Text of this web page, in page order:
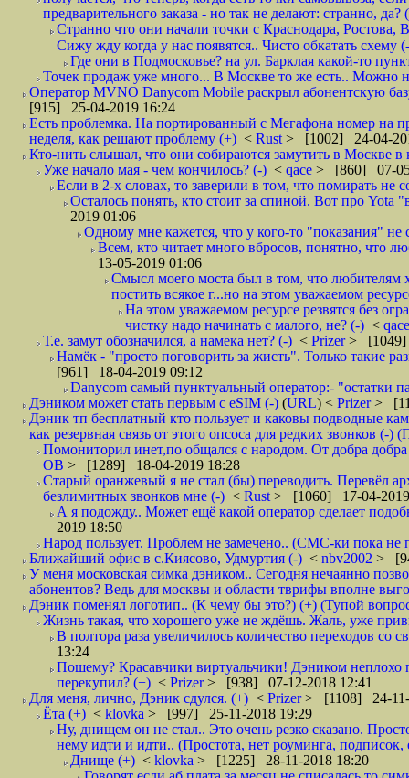
предварительного заказа - но так не делают: странно, да?
Странно что они начали точки с Краснодара,
Сижу жду когда у нас появятся.. Чисто обкатать схему
Где они в Подмосковье? на ул. Барклая какой-то
Точек продаж уже много... В Москве то же есть.. Можно
Оператор MVNO Danycom Mobile раскрыл абонентскую
[915] 25-04-2019 16:24
Есть проблемка. На портированный с Мегафона номер на
неделя, как решают проблему (+) < Rust > [1002] 24-04-
Кто-нить слышал, что они собираются замутить в Москве в
Уже начало мая - чем кончилось? (-) < qace > [860] 07-
Если в 2-х словах, то заверили в том, что помирать не
Осталось понять, кто стоит за спиной. Вот про Yota
2019 01:06
Одному мне кажется, что у кого-то "показания" не
Всем, кто читает много вбросов, понятно, что
13-05-2019 01:06
Смысл моего моста был в том, что любителям
постить всякое г...но на этом уважаемом
На этом уважаемом ресурсе резвятся без
чистку надо начинать с малого, не? (-) <
Т.е. замут обозначился, а намека нет? (-) < Prizer> [1049]
Намёк - "просто поговорить за жисть". Только такие
[961] 18-04-2019 09:12
Danycom самый пунктуальный оператор:- "остатки
Дэником может стать первым с еSIM (-) (URL) < Prizer>
Дэник тп бесплатный кто пользует и каковы подводные
как резервная связь от этого опсоса для редких звонков (-)
Помониторил инет,по общался с народом. От добра
ОВ > [1289] 18-04-2019 18:28
Старый оранжевый я не стал (бы) переводить. Перевёл
безлимитных звонков мне (-) < Rust > [1060] 17-04-
А я подожду.. Может ещё какой оператор сделает
2019 18:50
Народ пользует. Проблем не замечено.. (СМС-ки пока
Ближайший офис в с.Киясово, Удмуртия (-) < nbv2002 >
У меня московская симка дэником.. Сегодня нечаянно
абонентов? Ведь для москвы и области тврифы вполне
Дэник поменял логотип.. (К чему бы это?) (+) (Тупой
Жизнь такая, что хорошего уже не ждёшь. Жаль, уже
В полтора раза увеличилось количество переходов
13:24
Пошему? Красавчики виртуальчики! Дэником
перекупил? (+) < Prizer> [938] 07-12-2018 12:41
Для меня, лично, Дэник сдулся. (+) < Prizer> [1108] 24-11-
Ёта (+) < klovka > [997] 25-11-2018 19:29
Ну, днищем он не стал.. Это очень резко сказано.
нему идти и идти.. (Простота, нет роуминга,
Днище (+) < klovka > [1225] 28-11-2018 18:20